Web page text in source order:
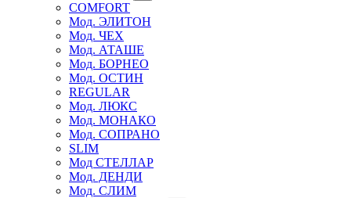
COMFORT
Мод. ЭЛИТОН
Мод. ЧЕХ
Мод. АТАШЕ
Мод. БОРНЕО
Мод. ОСТИН
REGULAR
Мод. ЛЮКС
Мод. МОНАКО
Мод. СОПРАНО
SLIM
Мод СТЕЛЛАР
Мод. ДЕНДИ
Мод. СЛИМ